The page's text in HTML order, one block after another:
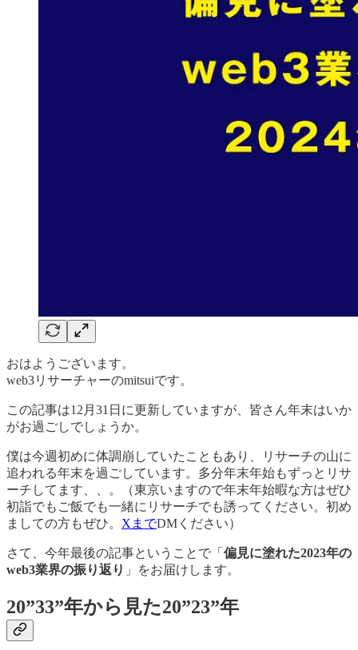
おはようございます。
web3リサーチャーのmitsuiです。
この記事は12月31日に更新していますが、皆さん年末はいか
がお過ごしでしょうか。
僕は今週初めに体調崩していたこともあり、リサーチの山に
追われる年末を過ごしています。多分年末年始もずっとリサ
ーチしてます、、。（東京いますので年末年始暇な方はぜひ
初詣でもご飯でも一緒にリサーチでも誘ってください。初め
ましての方もぜひ。 XまでDMください）
さて、今年最後の記事ということで「 偏見に塗れた2023年の
web3業界の振り返り 」をお届けします。
20”33”年から見た20”23”年